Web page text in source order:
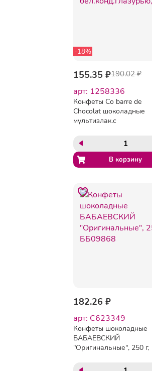
-18%
155.35 ₽190.02 ₽
арт: 1258336
Конфеты Co barre de
Chocolat шоколадные
мультизлак.с
182.26 ₽
арт: C623349
Конфеты шоколадные
БАБАЕВСКИЙ
"Оригинальные", 250 г,